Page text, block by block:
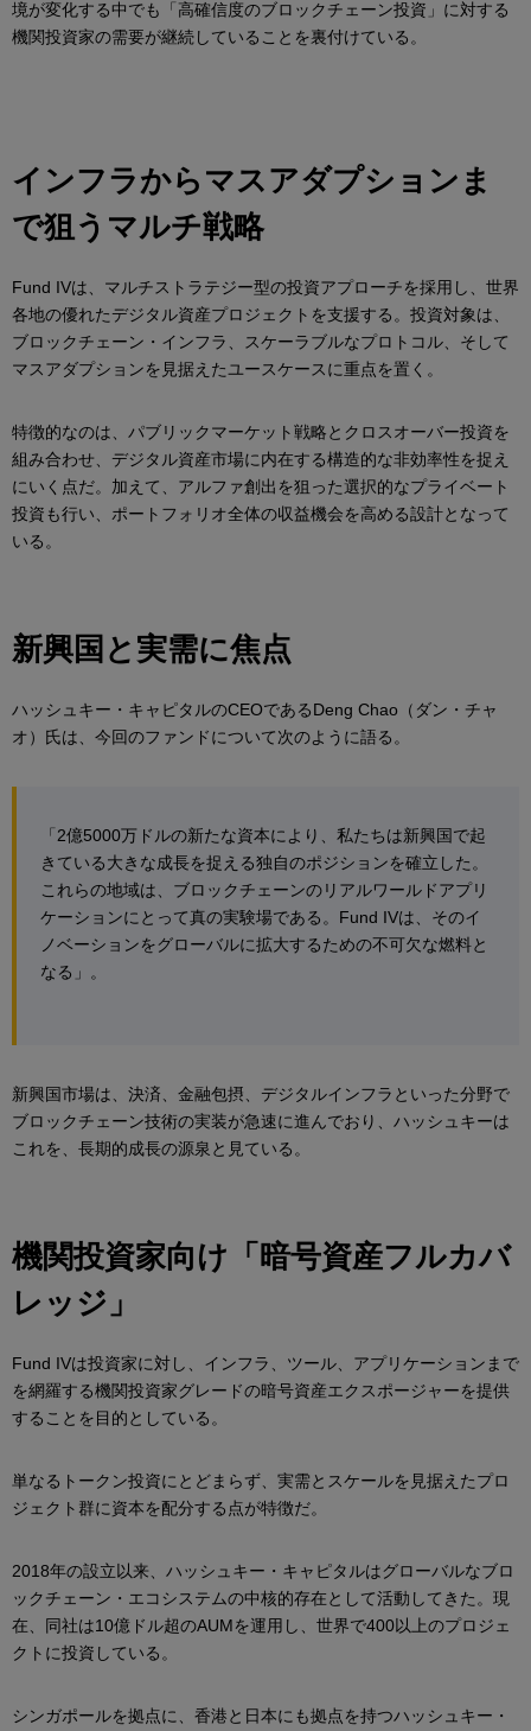
境が変化する中でも「高確信度のブロックチェーン投資」に対する
機関投資家の需要が継続していることを裏付けている。
インフラからマスアダプションま
で狙うマルチ戦略
Fund IVは、マルチストラテジー型の投資アプローチを採用し、世界
各地の優れたデジタル資産プロジェクトを支援する。投資対象は、
ブロックチェーン・インフラ、スケーラブルなプロトコル、そして
マスアダプションを見据えたユースケースに重点を置く。
特徴的なのは、パブリックマーケット戦略とクロスオーバー投資を
組み合わせ、デジタル資産市場に内在する構造的な非効率性を捉え
にいく点だ。加えて、アルファ創出を狙った選択的なプライベート
投資も行い、ポートフォリオ全体の収益機会を高める設計となって
いる。
新興国と実需に焦点
ハッシュキー・キャピタルのCEOであるDeng Chao（ダン・チャ
オ）氏は、今回のファンドについて次のように語る。
「2億5000万ドルの新たな資本により、私たちは新興国で起
きている大きな成長を捉える独自のポジションを確立した。
これらの地域は、ブロックチェーンのリアルワールドアプリ
ケーションにとって真の実験場である。Fund IVは、そのイ
ノベーションをグローバルに拡大するための不可欠な燃料と
なる」。
新興国市場は、決済、金融包摂、デジタルインフラといった分野で
ブロックチェーン技術の実装が急速に進んでおり、ハッシュキーは
これを、長期的成長の源泉と見ている。
機関投資家向け「暗号資産フルカバ
レッジ」
Fund IVは投資家に対し、インフラ、ツール、アプリケーションまで
を網羅する機関投資家グレードの暗号資産エクスポージャーを提供
することを目的としている。
単なるトークン投資にとどまらず、実需とスケールを見据えたプロ
ジェクト群に資本を配分する点が特徴だ。
2018年の設立以来、ハッシュキー・キャピタルはグローバルなブロ
ックチェーン・エコシステムの中核的存在として活動してきた。現
在、同社は10億ドル超のAUMを運用し、世界で400以上のプロジェ
クトに投資している。
シンガポールを拠点に、香港と日本にも拠点を持つハッシュキー・